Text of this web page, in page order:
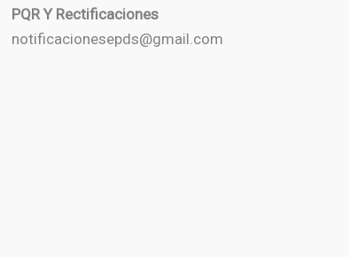
PQR Y Rectificaciones
notificacionesepds@gmail.com